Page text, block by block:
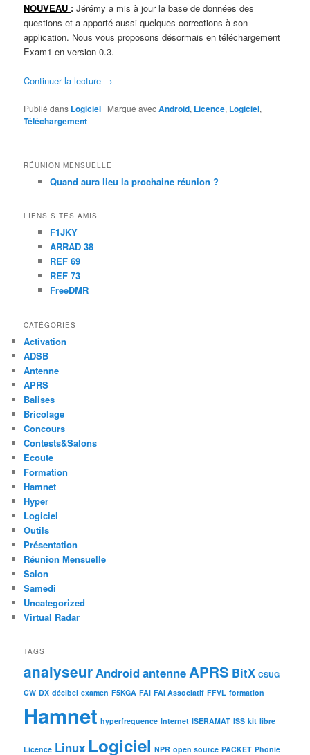
NOUVEAU : Jérémy a mis à jour la base de données des
questions et a apporté aussi quelques corrections à son
application. Nous vous proposons désormais en téléchargement
Exam1 en version 0.3.
Continuer la lecture →
Publié dans Logiciel | Marqué avecAndroid, Licence, Logiciel,
Téléchargement
RÉUNION MENSUELLE
Quand aura lieu la prochaine réunion ?
LIENS SITES AMIS
F1JKY
ARRAD 38
REF 69
REF 73
FreeDMR
CATÉGORIES
Activation
ADSB
Antenne
APRS
Balises
Bricolage
Concours
Contests&Salons
Ecoute
Formation
Hamnet
Hyper
Logiciel
Outils
Présentation
Réunion Mensuelle
Salon
Samedi
Uncategorized
Virtual Radar
TAGS
analyseurAndroidantenneAPRS BitX CSUG
CW DX décibel examen F5KGA FAI FAI Associatif FFVL formation
Hamnet hyperfrequence Internet ISERAMAT ISS kit libre
Licence Linux Logiciel NPR open source PACKET Phonie